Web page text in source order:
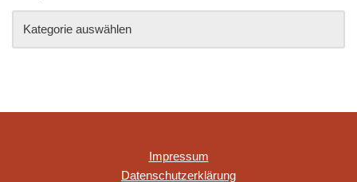
Impressum
Datenschutzerklärung